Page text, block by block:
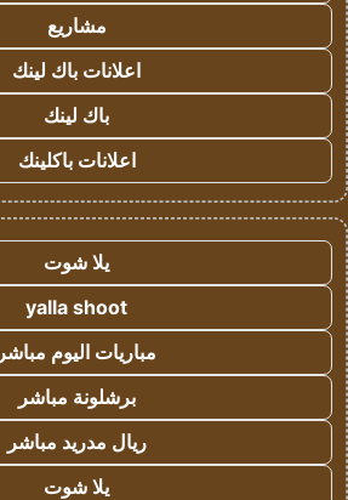
مشاريع
اعلانات باك لينك
باك لينك
اعلانات باكلينك
يلا شوت
yalla shoot
مباريات اليوم مباشر
برشلونة مباشر
ريال مدريد مباشر
يلا شوت